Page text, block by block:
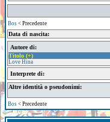
Bos < Precedente
Data di nascita:
Autore di:
Titolo (+)
Love Hina
Interprete di:
Altre identità o pseudonimi:
Bos < Precedente